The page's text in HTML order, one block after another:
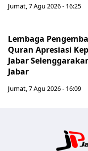
Jumat, 7 Agu 2026 - 16:25
Lembaga
Quran Apresiasi
Jabar
Jabar
Jumat, 7 Agu 2026 - 16:09